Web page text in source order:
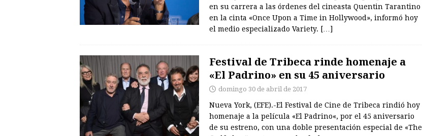
en su carrera a las órdenes del cineasta Quentin Tarantino
en la cinta «Once Upon a Time in Hollywood», informó hoy
el medio especializado Variety. […]
Festival de Tribeca rinde homenaje a
«El Padrino» en su 45 aniversario
domingo 30 de abril de 2017
Nueva York, (EFE).-El Festival de Cine de Tribeca rindió hoy
homenaje a la película «El Padrino«, por el 45 aniversario
de su estreno, con una doble presentación especial de «The